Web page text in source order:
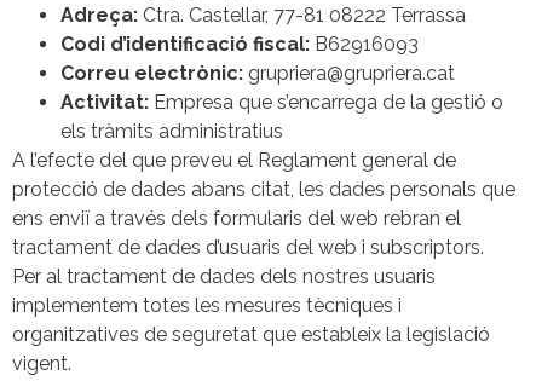
Adreça: Ctra. Castellar, 77-81 08222 Terrassa
Codi d’identificació fiscal: B62916093
Correu electrònic: grupriera@grupriera.cat
Activitat: Empresa que s’encarrega de la gestió o
els tràmits administratius
A l’efecte del que preveu el Reglament general de
protecció de dades abans citat, les dades personals que
ens enviï a través dels formularis del web rebran el
tractament de dades d’usuaris del web i subscriptors.
Per al tractament de dades dels nostres usuaris
implementem totes les mesures tècniques i
organitzatives de seguretat que estableix la legislació
vigent.